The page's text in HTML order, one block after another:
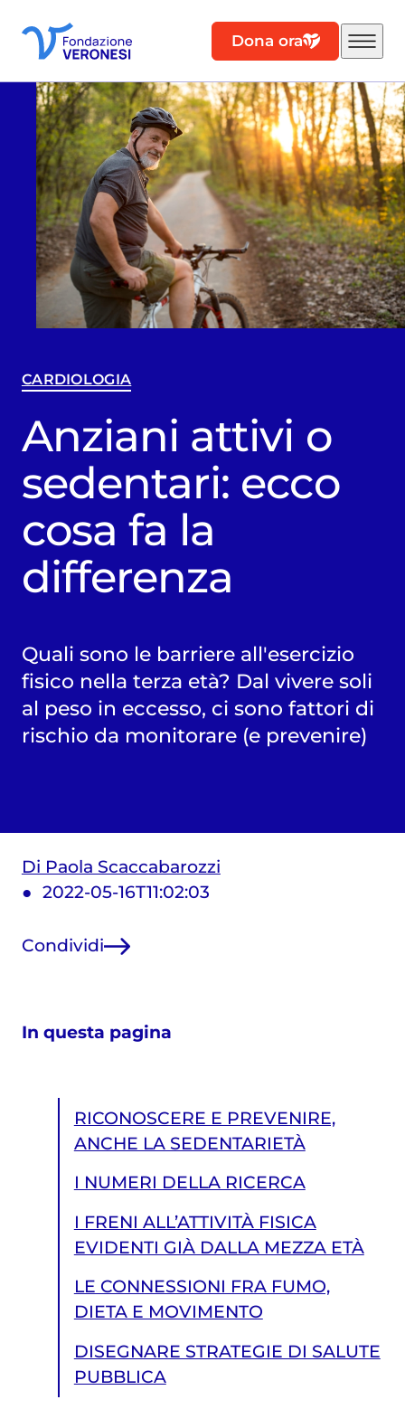
Dona ora
CARDIOLOGIA
Anziani attivi o
sedentari: ecco
cosa fa la
differenza
Quali sono le barriere all'esercizio
fisico nella terza età? Dal vivere soli
al peso in eccesso, ci sono fattori di
rischio da monitorare (e prevenire)
Di Paola Scaccabarozzi
2022-05-16T11:02:03
Condividi
In questa pagina
RICONOSCERE E PREVENIRE,
ANCHE LA SEDENTARIETÀ
I NUMERI DELLA RICERCA
I FRENI ALL’ATTIVITÀ FISICA
EVIDENTI GIÀ DALLA MEZZA ETÀ
LE CONNESSIONI FRA FUMO,
DIETA E MOVIMENTO
DISEGNARE STRATEGIE DI SALUTE
PUBBLICA